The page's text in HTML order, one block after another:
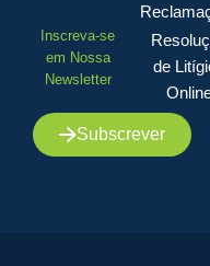
Inscreva-se
em Nossa
Newsletter
Subscrever
de